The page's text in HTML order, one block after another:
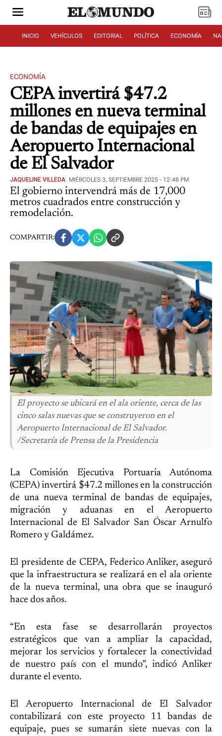
INICIO VEHÍCULOS EDITORIAL POLÍTICA ECONOMÍA
ECONOMÍA
CEPA invertirá $47.2
millones en nueva terminal
de bandas de equipajes en
Aeropuerto Internacional
de El Salvador
JAQUELINE VILLEDA MIÉRCOLES 3, SEPTIEMBRE 2025 - 12:48 PM
El gobierno intervendrá más de 17,000
metros cuadrados entre construcción y
remodelación.
COMPARTIR:
El proyecto se ubicará en el ala oriente, cerca de las
cinco salas nuevas que se construyeron en el
Aeropuerto Internacional de El Salvador.
/Secretaría de Prensa de la Presidencia
La Comisión Ejecutiva Portuaria Autónoma
(CEPA) invertirá $47.2 millones en la construcción
de una nueva terminal de bandas de equipajes,
migración y aduanas en el Aeropuerto
Internacional de El Salvador San Óscar Arnulfo
Romero y Galdámez.
El presidente de CEPA, Federico Anliker, aseguró
que la infraestructura se realizará en el ala oriente
de la nueva terminal, una obra que se inauguró
hace dos años.
“En esta fase se desarrollarán proyectos
estratégicos que van a ampliar la capacidad,
mejorar los servicios y fortalecer la conectividad
de nuestro país con el mundo”, indicó Anliker
durante el evento.
El Aeropuerto Internacional de El Salvador
contabilizará con este proyecto 11 bandas de
equipaje, pues se sumarán siete nuevas con la